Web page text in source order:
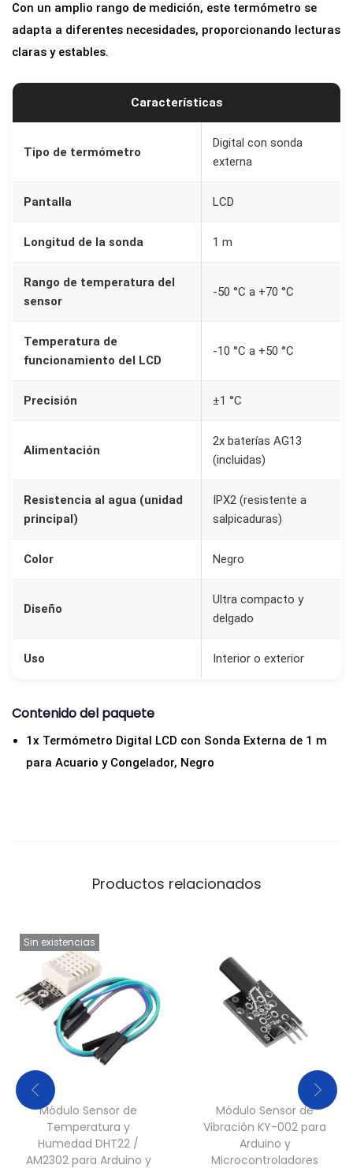
D
c
o
n
o
n
e
m
p
r
a
a
i
o
,
o
a
d
o
e
r
i
o
s
-
N
e
g
Con un amplio rango de medición, este termómetro se
adapta a diferentes necesidades, proporcionando lecturas
claras y estables.
Características
Tipo de termómetro
Digital con sonda
externa
Pantalla LCD
Longitud de la sonda 1 m
Rango de temperatura del
sensor
-50 °C a +70 °C
Temperatura de
funcionamiento del LCD
-10 °C a +50 °C
Precisión ±1 °C
Alimentación
2x baterías AG13
(incluidas)
Resistencia al agua (unidad
principal)
IPX2 (resistente a
salpicaduras)
Color Negro
Diseño
Ultra compacto y
delgado
Uso Interior o exterior
Contenido del paquete
1x Termómetro Digital LCD con Sonda Externa de 1 m
para Acuario y Congelador, Negro
Productos relacionados
Sin existencias
Módulo Sensor de
Temperatura y
Humedad DHT22 /
AM2302 para Arduino y
Módulo Sensor de
Vibración KY-002 para
Arduino y
Microcontroladores